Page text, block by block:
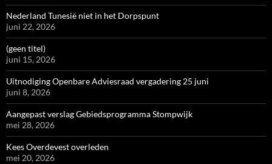
Nederland Tunesië niet in het Dorpspunt
juni 22, 2026
(geen titel)
juni 15, 2026
Uitnodiging Openbare Adviesraad vergadering 25 juni
juni 8, 2026
Aangepast verslag Gebiedsprogramma Stompwijk
mei 28, 2026
Kees Overdevest overleden
mei 20, 2026